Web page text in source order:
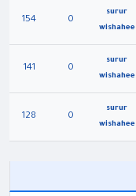
surur
wishahee
0
154
surur
wishahee
0
141
surur
wishahee
0
128